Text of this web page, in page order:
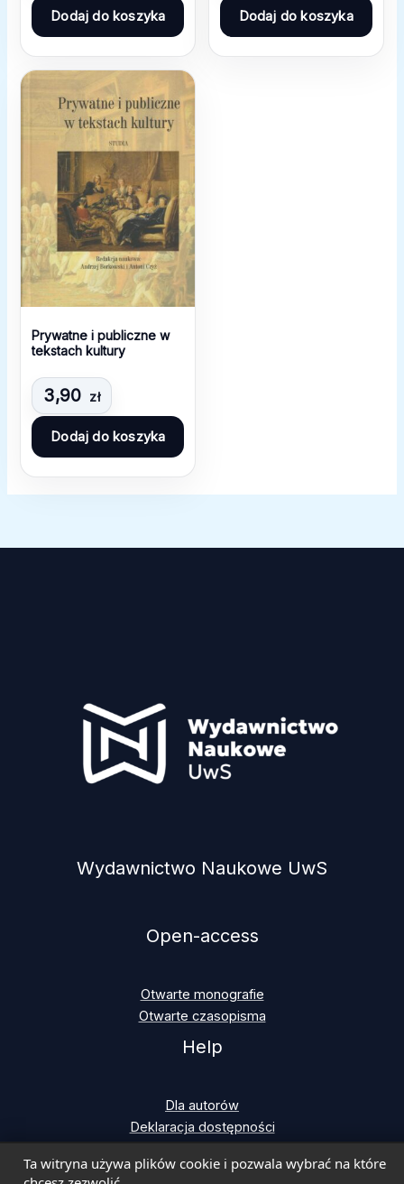
Ta witryna używa plików cookie i pozwala wybrać na które
Dodaj do koszyka Dodaj do koszyka
Prywatne i publiczne w
tekstach kultury
3,90 zł
Dodaj do koszyka
Wydawnictwo Naukowe UwS
Open-access
Otwarte monografie
Otwarte czasopisma
Help
Dla autorów
Deklaracja dostępności